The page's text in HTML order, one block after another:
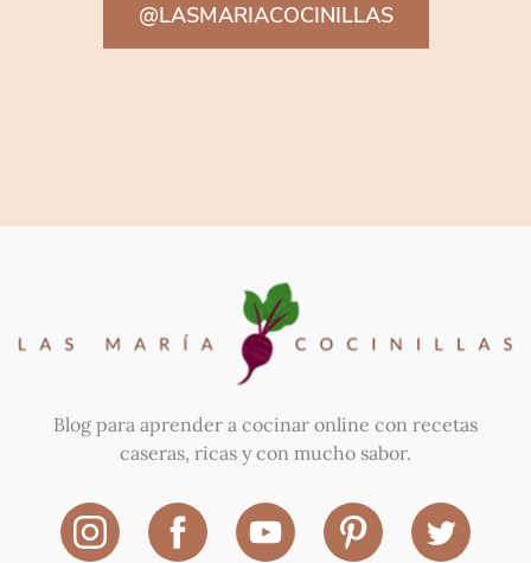
@LASMARIACOCINILLAS
Blog para aprender a cocinar online con recetas
caseras, ricas y con mucho sabor.